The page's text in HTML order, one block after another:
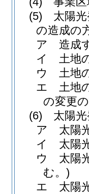
(5)
太陽
の造成の
ア
造成
イ
土地
ウ
土地
エ
土地
の変更
(6)
太陽
ア
太陽
イ
太陽
ウ
太陽
む。)
エ
太陽